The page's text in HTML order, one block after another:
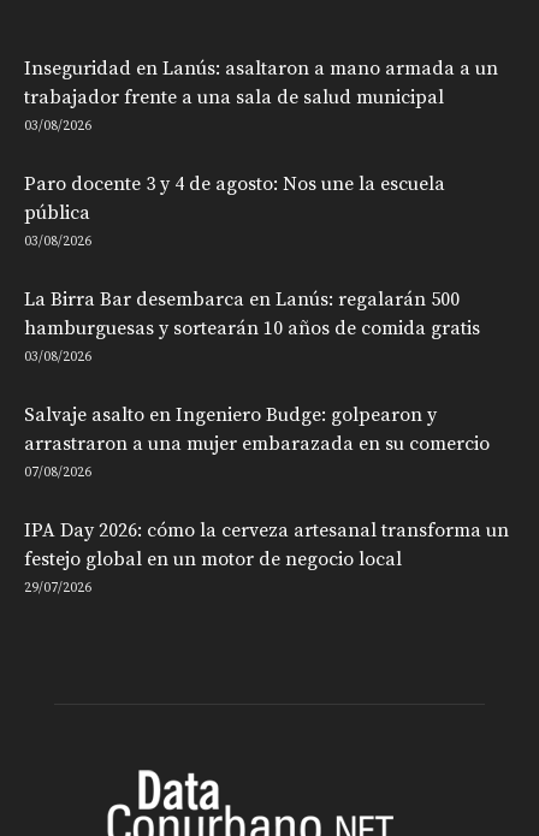
Inseguridad en Lanús: asaltaron a mano armada a un
trabajador frente a una sala de salud municipal
03/08/2026
Paro docente 3 y 4 de agosto: Nos une la escuela
pública
03/08/2026
La Birra Bar desembarca en Lanús: regalarán 500
hamburguesas y sortearán 10 años de comida gratis
03/08/2026
Salvaje asalto en Ingeniero Budge: golpearon y
arrastraron a una mujer embarazada en su comercio
07/08/2026
IPA Day 2026: cómo la cerveza artesanal transforma un
festejo global en un motor de negocio local
29/07/2026